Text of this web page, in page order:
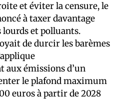
et éviter la censure, le
à taxer davantage
lourds et polluants.
de durcir les barèmes
émissions d’un
le plafond maximum
euros à partir de 2028